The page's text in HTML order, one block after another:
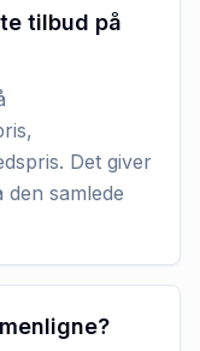
tilbud på
Det giver
samlede